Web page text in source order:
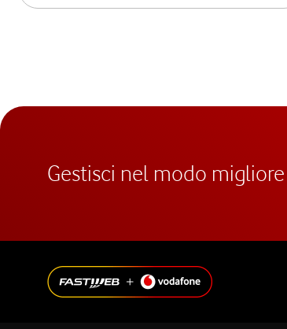
Gestisci nel modo